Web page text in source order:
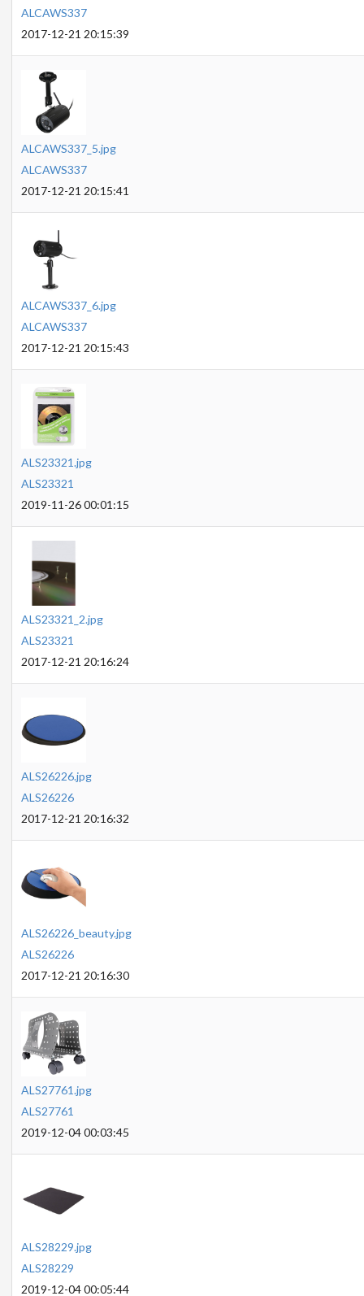
ALCAWS337
2017-12-21 20:15:39
ALCAWS337_5.jpg
ALCAWS337
2017-12-21 20:15:41
ALCAWS337_6.jpg
ALCAWS337
2017-12-21 20:15:43
ALS23321.jpg
ALS23321
2019-11-26 00:01:15
ALS23321_2.jpg
ALS23321
2017-12-21 20:16:24
ALS26226.jpg
ALS26226
2017-12-21 20:16:32
ALS26226_beauty.jpg
ALS26226
2017-12-21 20:16:30
ALS27761.jpg
ALS27761
2019-12-04 00:03:45
ALS28229.jpg
ALS28229
2019-12-04 00:05:44